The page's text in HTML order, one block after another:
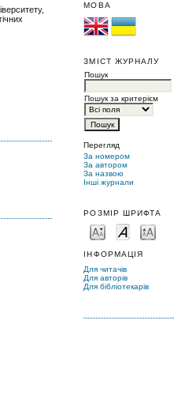
МОВА
ЗМІСТ ЖУРНАЛУ
Пошук
Пошук за критерієм
Перегляд
За номером
За автором
За назвою
Інші журнали
РОЗМІР ШРИФТА
ІНФОРМАЦІЯ
Для читачів
Для авторів
Для бібліотекарів